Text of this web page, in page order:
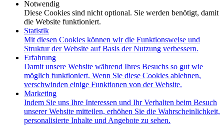
Notwendig
Diese Cookies sind nicht optional. Sie werden benötigt, damit
die Website funktioniert.
Statistik
Mit diesen Cookies können wir die Funktionsweise und
Struktur der Website auf Basis der Nutzung verbessern.
Erfahrung
Damit unsere Website während Ihres Besuchs so gut wie
möglich funktioniert. Wenn Sie diese Cookies ablehnen,
verschwinden einige Funktionen von der Website.
Marketing
Indem Sie uns Ihre Interessen und Ihr Verhalten beim Besuch
unserer Website mitteilen, erhöhen Sie die Wahrscheinlichkeit,
personalisierte Inhalte und Angebote zu sehen.